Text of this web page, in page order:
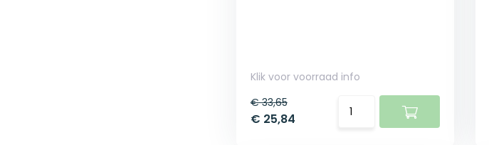
Klik voor voorraad info
€ 33,65
€ 25,84